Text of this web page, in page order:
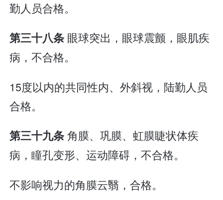
勤人员合格。
第三十八条 眼球突出，眼球震颤，眼肌疾
病，不合格。
15度以内的共同性内、外斜视，陆勤人员
合格。
第三十九条角膜、巩膜、虹膜睫状体疾
病，瞳孔变形、运动障碍，不合格。
不影响视力的角膜云翳，合格。